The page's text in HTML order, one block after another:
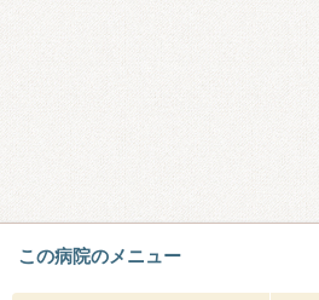
この病院のメニュー